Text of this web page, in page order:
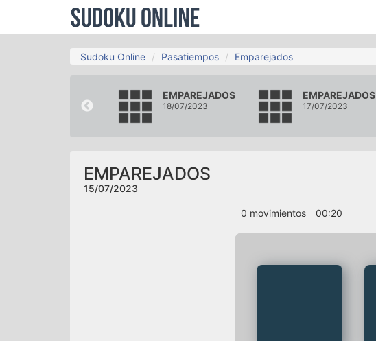
Sudoku Online Pasatiempos Emparejados
EMPAREJADOS
18/07/2023
EMPAREJADOS
17/07/2023
EMPAREJADOS
15/07/2023
0 movimientos 00:20